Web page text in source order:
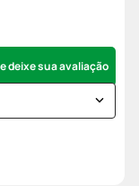
deixe sua avaliação